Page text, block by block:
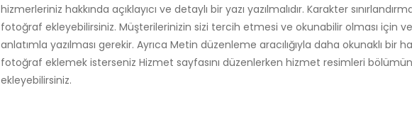
hizmerleriniz hakkında açıklayıcı ve detaylı bir yazı yazılmalıdır. Karakter
fotoğraf ekleyebilirsiniz. Müşterilerinizin sizi tercih etmesi ve okunabilir olması için
anlatımla yazılması gerekir. Ayrıca Metin düzenleme aracılığıyla daha okunaklı bir
fotoğraf eklemek isterseniz Hizmet sayfasını düzenlerken hizmet resimleri
ekleyebilirsiniz.